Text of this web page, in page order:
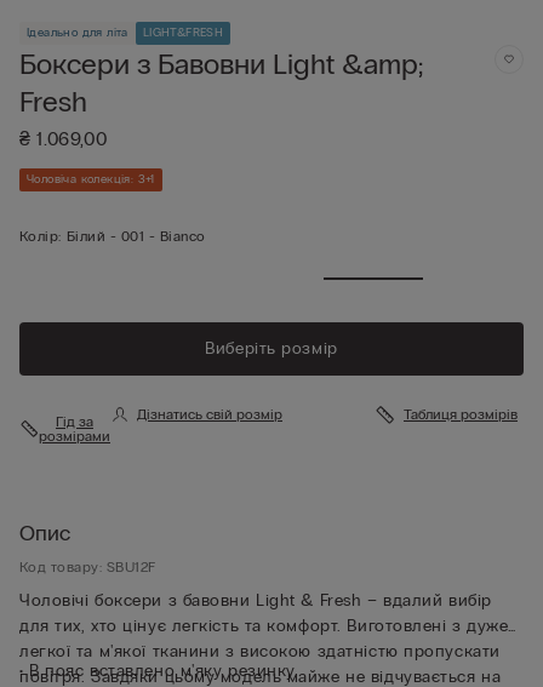
Ідеально для літа LIGHT&FRESH
Боксери з Бавовни Light &amp;
Fresh
₴ 1.069,00
Чоловіча колекція: 3+1
Колір: Білий - 001 - Bianco
Виберіть розмір
Гід за
розмірами
Дізнатись свій розмір Таблиця розмірів
Опис
Код товару: SBU12F
Чоловічі боксери з бавовни Light & Fresh – вдалий вибір
для тих, хто цінує легкість та комфорт. Виготовлені з дуже
легкої та м'якої тканини з високою здатністю пропускати
повітря. Завдяки цьому модель майже не відчувається на
• В пояс вставлено м'яку резинку